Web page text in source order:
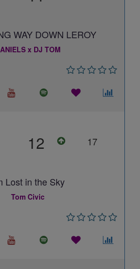
WAY DOWN LEROY
x DJ TOM
12 17
Lost in the Sky
Tom Civic